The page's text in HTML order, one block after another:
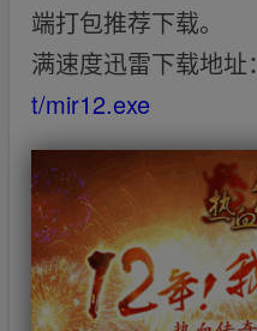
端打包推荐下载。
满速度迅雷下载地址：
t/mir12.exe